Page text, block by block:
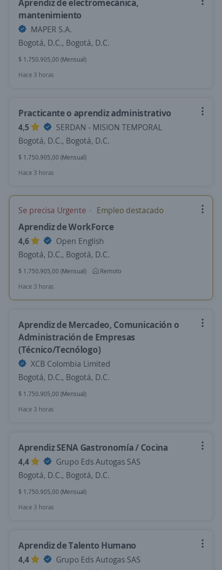
Aprendiz de electromecánica,
mantenimiento
MAPER S.A.
Bogotá, D.C., Bogotá, D.C.
$ 1.750.905,00 (Mensual)
Hace 3 horas
Practicante o aprendiz administrativo
4,5
SERDAN - MISION TEMPORAL
Bogotá, D.C., Bogotá, D.C.
$ 1.750.905,00 (Mensual)
Hace 3 horas
Se precisa Urgente Empleo destacado
Aprendiz de WorkForce
4,6
Open English
Bogotá, D.C., Bogotá, D.C.
$ 1.750.905,00 (Mensual)
Remoto
Hace 3 horas
Aprendiz de Mercadeo, Comunicación o
Administración de Empresas
(Técnico/Tecnólogo)
XCB Colombia Limited
Bogotá, D.C., Bogotá, D.C.
$ 1.750.905,00 (Mensual)
Hace 3 horas
Aprendiz SENA Gastronomía / Cocina
4,4
Grupo Eds Autogas SAS
Bogotá, D.C., Bogotá, D.C.
$ 1.750.905,00 (Mensual)
Hace 3 horas
Aprendiz de Talento Humano
4,4
Grupo Eds Autogas SAS